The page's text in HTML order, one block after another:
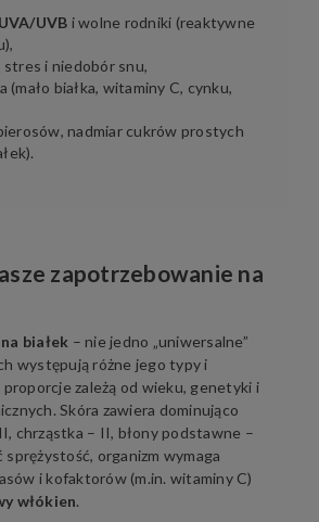
UVA/UVB i wolne rodniki (reaktywne
stres i niedobór snu,
(mało białka, witaminy C, cynku,
nadmiar cukrów prostych
zapotrzebowanie na
białek – nie jedno „uniwersalne”
występują różne jego typy i
zależą od wieku, genetyki i
Skóra zawiera dominująco
chrząstka – II, błony podstawne –
sprężystość, organizm wymaga
i kofaktorów (m.in. witaminy C)
włókien.